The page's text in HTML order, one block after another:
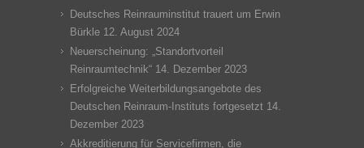
Deutsches Reinrauminstitut trauert um Erwin
Bürkle 12. August 2024
Neuerscheinung: „Standortvorteil
Reinraumtechnik“ 14. Dezember 2023
Erfolgreiche Weiterbildungsangebote des
Deutschen Reinraum-Instituts fortgesetzt 14.
Dezember 2023
Akkreditierung für Servicefirmen, die